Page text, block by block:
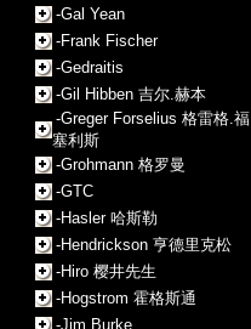
-Gal Yean
-Frank Fischer
-Gedraitis
-Gil Hibben 吉尔.赫本
-Greger Forselius 格雷格.福
塞利斯
-Grohmann 格罗曼
-GTC
-Hasler 哈斯勒
-Hendrickson 亨德里克松
-Hiro 樱井先生
-Hogstrom 霍格斯通
-Jim Burke